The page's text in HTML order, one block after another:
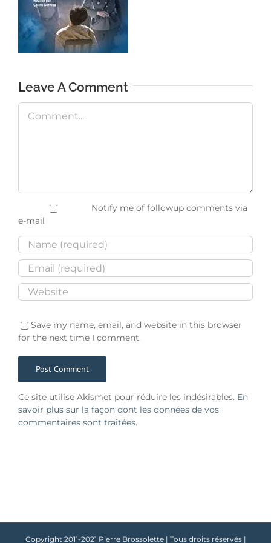
Leave A Comment
Comment
Notify me of followup comments via
e-mail
Save my name, email, and website in this browser
for the next time I comment.
Ce site utilise Akismet pour réduire les indésirables. En
savoir plus sur la façon dont les données de vos
commentaires sont traitées.
Copyright 2011-2021 Pierre Brossolette | Tous droits réservés |